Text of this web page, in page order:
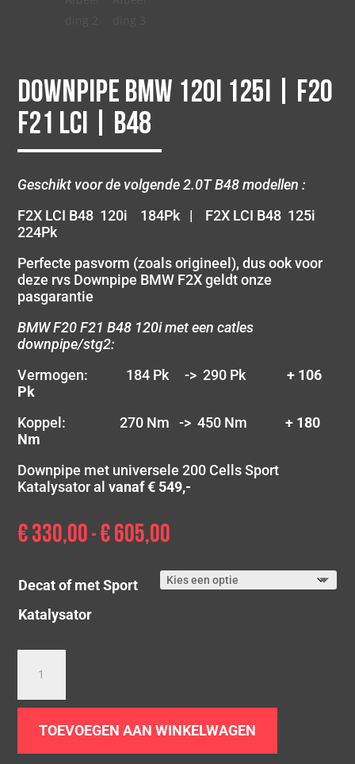
Downpipe BMW 120i 125i | F20
F21 LCI | B48
Geschikt voor de volgende 2.0T B48 modellen :
F2X LCI B48 120i 184Pk | F2X LCI B48 125i
224Pk
Perfecte pasvorm (zoals origineel), dus ook voor
deze rvs Downpipe BMW F2X geldt onze
pasgarantie
BMW F20 F21 B48 120i met een catles
downpipe/stg2:
Vermogen: 184 Pk -> 290 Pk+ 106
Pk
Koppel: 270 Nm -> 450 Nm+ 180
Nm
Downpipe met universele 200 Cells Sport
Katalysator alvanaf € 549,-
€330,00 - €605,00
tot
€ 605,00
Decat of met Sport
Katalysator
BMW
125i
TOEVOEGEN AAN WINKELWAGEN